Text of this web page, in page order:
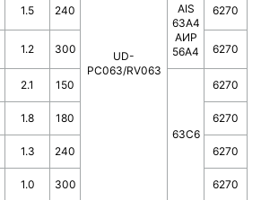
UD-
PC063/RV063
1.5 240
AIS
63A4
АИР
56А4
6270
1.2 300 6270
2.1 150
63C6
6270
1.8 180 6270
1.3 240 6270
1.0 300 6270